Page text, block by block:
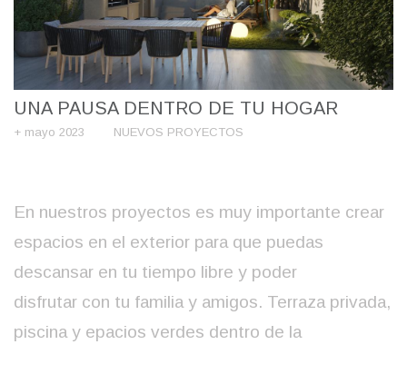
UNA PAUSA DENTRO DE TU HOGAR
+ mayo 2023 NUEVOS PROYECTOS
En nuestros proyectos es muy importante crear
espacios en el exterior para que puedas
descansar en tu tiempo libre y poder
disfrutar con tu familia y amigos. Terraza privada,
piscina y epacios verdes dentro de la